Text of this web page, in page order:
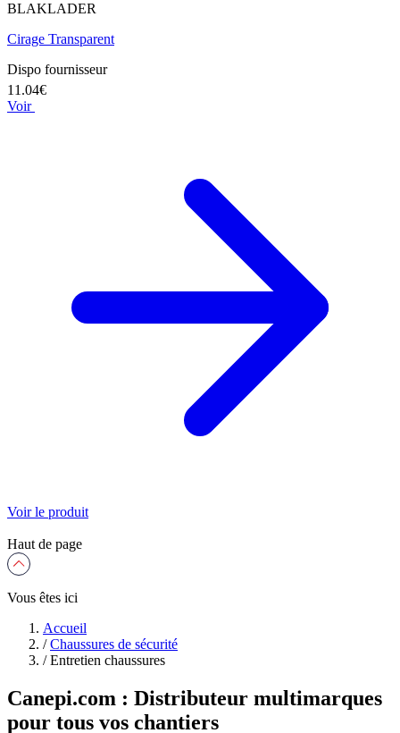
BLAKLADER
Cirage Transparent
Dispo fournisseur
11.04€
Voir
Voir le produit
Haut de page
Vous êtes ici
Accueil
/ Chaussures de sécurité
/ Entretien chaussures
Canepi.com : Distributeur multimarques
pour tous vos chantiers